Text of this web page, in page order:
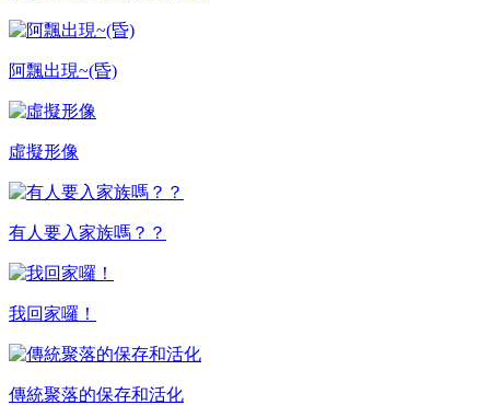
阿飄出現~(昏)
虛擬形像
有人要入家族嗎？？
我回家囉！
傳統聚落的保存和活化